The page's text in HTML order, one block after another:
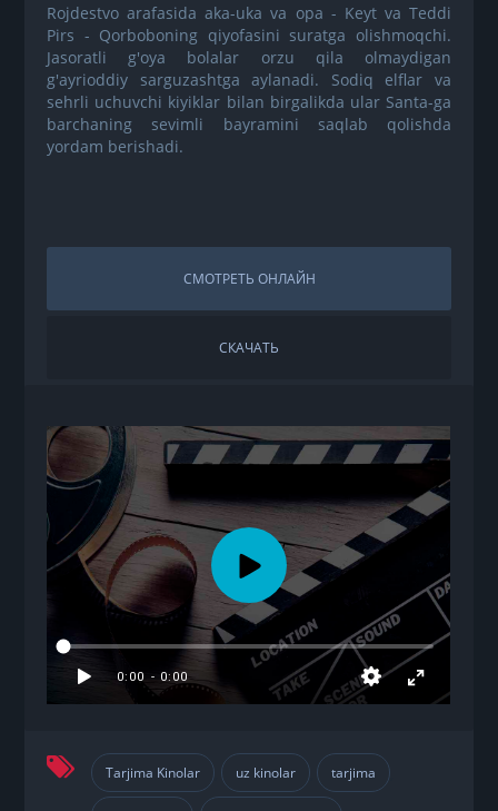
Rojdestvo arafasida aka-uka va opa - Keyt va Teddi
Pirs - Qorboboning qiyofasini suratga olishmoqchi.
Jasoratli g'oya bolalar orzu qila olmaydigan
g'ayrioddiy sarguzashtga aylanadi. Sodiq elflar va
sehrli uchuvchi kiyiklar bilan birgalikda ular Santa-ga
barchaning sevimli bayramini saqlab qolishda
yordam berishadi.
СМОТРЕТЬ ОНЛАЙН
СКАЧАТЬ
Tarjima Kinolar , uz kinolar , tarjima